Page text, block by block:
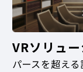
VRソリュ
パースを超え